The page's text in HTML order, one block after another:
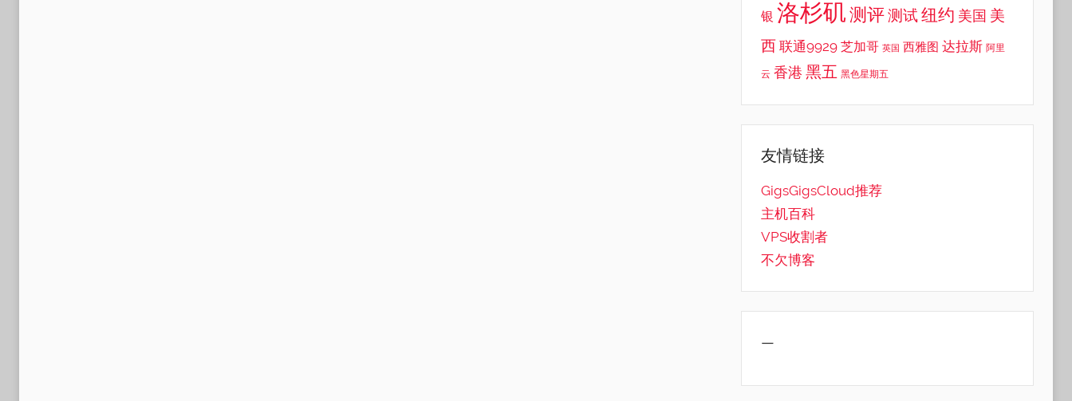
银 洛杉矶 测评测试纽约 美国 美
西 联通9929 芝加哥 英国 西雅图 达拉斯 阿里
云 香港 黑五 黑色星期五
友情链接
GigsGigsCloud推荐
主机百科
VPS收割者
不欠博客
—